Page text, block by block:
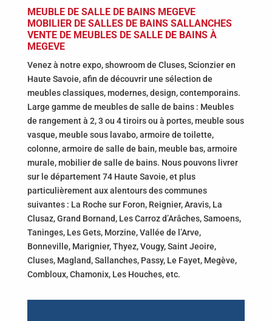
MEUBLE DE SALLE DE BAINS MEGEVE
MOBILIER DE SALLES DE BAINS SALLANCHES
VENTE DE MEUBLES DE SALLE DE BAINS À
MEGEVE
Venez à notre expo, showroom de Cluses, Scionzier en
Haute Savoie, afin de découvrir une sélection de
meubles classiques, modernes, design, contemporains.
Large gamme de meubles de salle de bains : Meubles
de rangement à 2, 3 ou 4 tiroirs ou à portes, meuble sous
vasque, meuble sous lavabo, armoire de toilette,
colonne, armoire de salle de bain, meuble bas, armoire
murale, mobilier de salle de bains. Nous pouvons livrer
sur le département 74 Haute Savoie, et plus
particulièrement aux alentours des communes
suivantes : La Roche sur Foron, Reignier, Aravis, La
Clusaz, Grand Bornand, Les Carroz d’Arâches, Samoens,
Taninges, Les Gets, Morzine, Vallée de l’Arve,
Bonneville, Marignier, Thyez, Vougy, Saint Jeoire,
Cluses, Magland, Sallanches, Passy, Le Fayet, Megève,
Combloux, Chamonix, Les Houches, etc.